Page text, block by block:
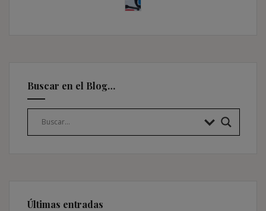
Buscar en el Blog…
Últimas entradas